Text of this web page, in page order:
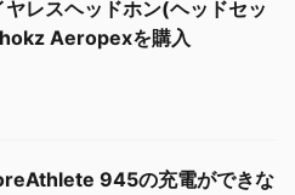
レスヘッドホン(ヘッドセッ
Aeropexを購入
945の充電ができな